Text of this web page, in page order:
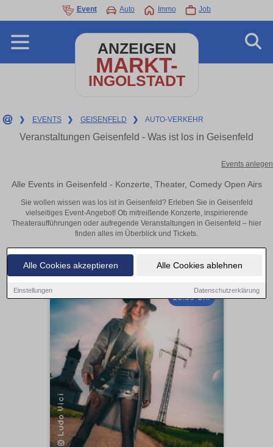
Alle Cookies akzeptieren Alle Cookies ablehnen
Einstellungen Datenschutzerklärung
Event Auto Immo Job
ANZEIGEN
MARKT-
INGOLSTADT
❯ EVENTS ❯ GEISENFELD ❯ AUTO-VERKEHR
Veranstaltungen Geisenfeld - Was ist los in Geisenfeld
Events anlegen
Alle Events in Geisenfeld - Konzerte, Theater, Comedy Open Airs
Sie wollen wissen was los ist in Geisenfeld? Erleben Sie in Geisenfeld
vielseitiges Event-Angebot! Ob mitreißende Konzerte, inspirierende
Theateraufführungen oder aufregende Veranstaltungen in Geisenfeld – hier
finden alles im Überblick und Tickets.
18:30 Uhr